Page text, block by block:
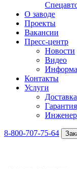
О заводе
Проекты
Вакансии
Пресс-центр
Новости
Видео
Контакты
Услуги
Доставка
Гарантия
8-800-707-75-64